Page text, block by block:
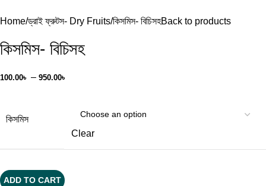
Home ড্রাই ফ্রুটস- Dry Fruits কিসমিস- বিচিসহBack to products
কিসমিস- বিচিসহ
100.00৳ – 950.00৳
কিসমিস
Clear
ADD TO CART